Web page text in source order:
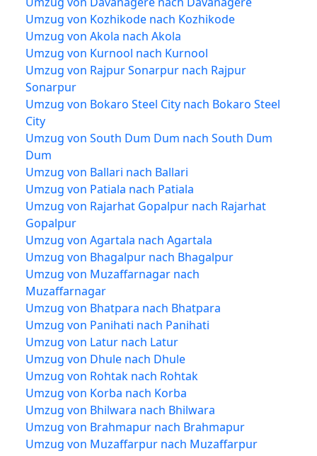
Umzug von Kozhikode nach Kozhikode
Umzug von Akola nach Akola
Umzug von Kurnool nach Kurnool
Umzug von Rajpur Sonarpur nach Rajpur
Sonarpur
Umzug von Bokaro Steel City nach Bokaro Steel
City
Umzug von South Dum Dum nach South Dum
Dum
Umzug von Ballari nach Ballari
Umzug von Patiala nach Patiala
Umzug von Rajarhat Gopalpur nach Rajarhat
Gopalpur
Umzug von Agartala nach Agartala
Umzug von Bhagalpur nach Bhagalpur
Umzug von Muzaffarnagar nach
Muzaffarnagar
Umzug von Bhatpara nach Bhatpara
Umzug von Panihati nach Panihati
Umzug von Latur nach Latur
Umzug von Dhule nach Dhule
Umzug von Rohtak nach Rohtak
Umzug von Korba nach Korba
Umzug von Bhilwara nach Bhilwara
Umzug von Brahmapur nach Brahmapur
Umzug von Muzaffarpur nach Muzaffarpur